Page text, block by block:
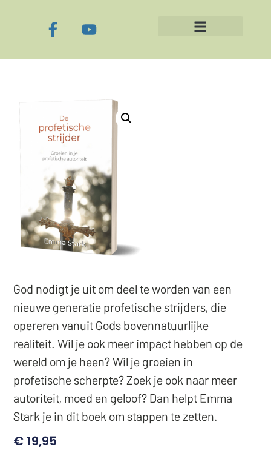
God nodigt je uit om deel te worden van een
nieuwe generatie profetische strijders, die
opereren vanuit Gods bovennatuurlijke
realiteit. Wil je ook meer impact hebben op de
wereld om je heen? Wil je groeien in
profetische scherpte? Zoek je ook naar meer
autoriteit, moed en geloof? Dan helpt Emma
Stark je in dit boek om stappen te zetten.
€ 19,95